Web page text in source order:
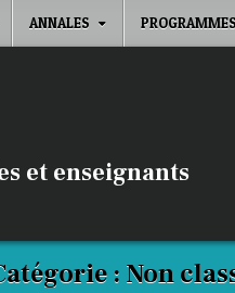
ANNALES
et enseignants
: Non